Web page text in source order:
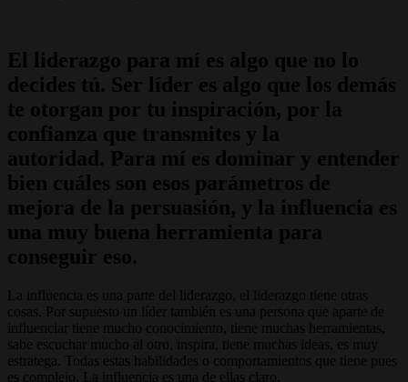
El liderazgo para mí es algo que no lo
decides tú. Ser líder es algo que los demás
te otorgan por tu inspiración, por la
confianza que transmites y la
autoridad. Para mí es dominar y entender
bien cuáles son esos parámetros de
mejora de la persuasión, y la influencia es
una muy buena herramienta para
conseguir eso.
La influencia es una parte del liderazgo, el liderazgo tiene otras
cosas. Por supuesto un líder también es una persona que aparte de
influenciar tiene mucho conocimiento, tiene muchas herramientas,
sabe escuchar mucho al otro, inspira, tiene muchas ideas, es muy
estratega. Todas estas habilidades o comportamientos que tiene pues
es complejo. La influencia es una de ellas claro.